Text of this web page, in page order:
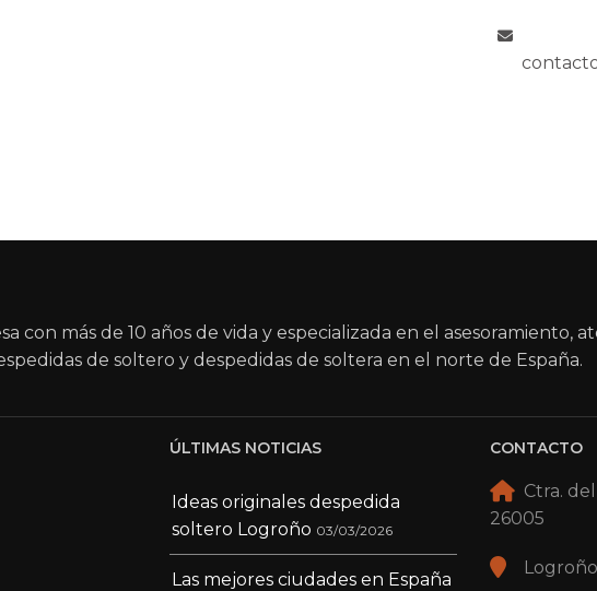
con más de 10 años de vida y especializada en el asesoramiento,
de soltero y despedidas de soltera en el norte de España.
ÚLTIMAS NOTICIAS
Ideas originales despedida
soltero Logroño 03/03/2026
Las mejores ciudades en España
CONTACTO
Ctra. del
26005
Logroño